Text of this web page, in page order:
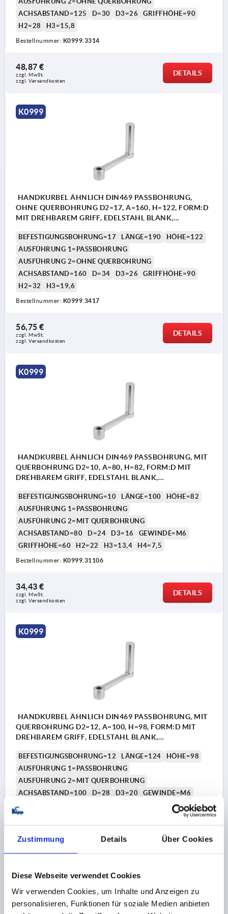
Zustimmung Details Über Cookies
Diese Webseite verwendet Cookies
Wir verwenden Cookies, um Inhalte und Anzeigen zu
personalisieren, Funktionen für soziale Medien anbieten
ACHSABSTAND=125
D=30 D3=26
GRIFFHÖHE=90
H2=28
H3=15,8
Bestellnummer: K0999.3314
48,87 €
zzgl. MwSt.
zzgl. Versandkosten
DETAILS
K0999
HANDKURBEL ÄHNLICH DIN469 PASSBOHRUNG,
OHNE QUERBOHRUNG D2=17, A=160, H=122, FORM:D
MIT DREHBAREM GRIFF, EDELSTAHL BLANK,
BEFESTIGUNGSBOHRUNG=17 LÄNGE=190
HÖHE=122
AUSFÜHRUNG 1=PASSBOHRUNG
AUSFÜHRUNG 2=OHNE QUERBOHRUNG
ACHSABSTAND=160
D=34 D3=26
GRIFFHÖHE=90
H2=32
H3=19,6
Bestellnummer: K0999.3417
56,75 €
zzgl. MwSt.
zzgl. Versandkosten
DETAILS
K0999
HANDKURBEL ÄHNLICH DIN469 PASSBOHRUNG, MIT
QUERBOHRUNG D2=10, A=80, H=82, FORM:D MIT
DREHBAREM GRIFF, EDELSTAHL BLANK,
BEFESTIGUNGSBOHRUNG=10 LÄNGE=100
HÖHE=82
AUSFÜHRUNG 1=PASSBOHRUNG
AUSFÜHRUNG 2=MIT QUERBOHRUNG
ACHSABSTAND=80
D=24 D3=16
GEWINDE=M6
GRIFFHÖHE=60
H2=22 H3=13,4 H4=7,5
Bestellnummer: K0999.31106
34,43 €
zzgl. MwSt.
zzgl. Versandkosten
DETAILS
K0999
HANDKURBEL ÄHNLICH DIN469 PASSBOHRUNG, MIT
QUERBOHRUNG D2=12, A=100, H=98, FORM:D MIT
DREHBAREM GRIFF, EDELSTAHL BLANK,
BEFESTIGUNGSBOHRUNG=12 LÄNGE=124
HÖHE=98
AUSFÜHRUNG 1=PASSBOHRUNG
AUSFÜHRUNG 2=MIT QUERBOHRUNG
ACHSABSTAND=100
D=28 D3=20
GEWINDE=M6
GRIFFHÖHE=72
zzgl. MwSt.
K0999